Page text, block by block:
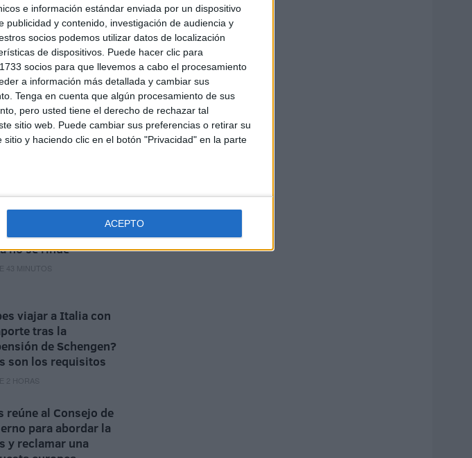
e información estándar enviada por un dispositivo
y contenido, investigación de audiencia y
socios podemos utilizar datos de localización
de dispositivos. Puede hacer clic para
socios para que llevemos a cabo el procesamiento
a información más detallada y cambiar sus
Tenga en cuenta que algún procesamiento de sus
pero usted tiene el derecho de rechazar tal
sitio web. Puede cambiar sus preferencias o retirar su
y haciendo clic en el botón "Privacidad" en la parte
ACEPTO
'¡Basta ya!
no se rinde'
43 MINUTOS
viajar a Italia con
tras la
de Schengen?
son los requisitos
2 HORAS
reúne al Consejo de
para abordar la
y reclamar una